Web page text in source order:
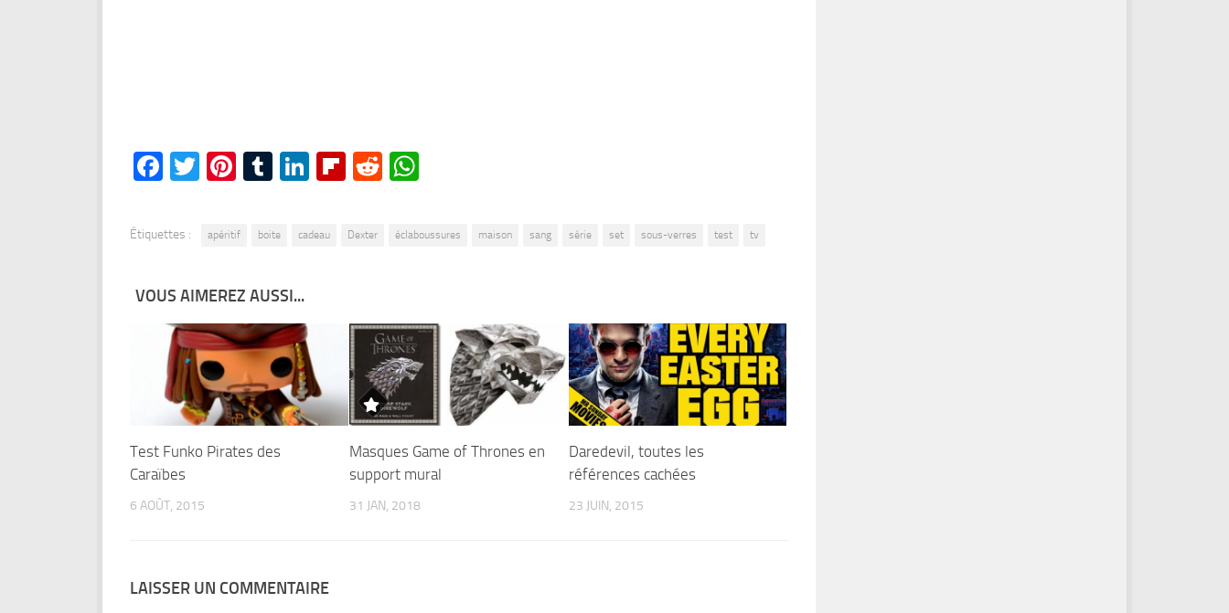
Facebook
Twitter
Pinterest
Tumblr
LinkedIn
Flipboard
Reddit
Étiquettes : apéritif boite cadeau Dexter éclaboussures maison sang série set sous-verres test tv
VOUS AIMEREZ AUSSI...
Test Funko Pirates des
Caraïbes
6 AOÛT, 2015
Masques Game of Thrones en
support mural
31 JAN, 2018
Daredevil, toutes les
références cachées
23 JUIN, 2015
LAISSER UN COMMENTAIRE